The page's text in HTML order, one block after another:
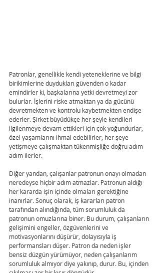
Patronlar, genellikle kendi yeteneklerine ve bilgi
birikimlerine duydukları güvenden o kadar
emindirler ki, başkalarına yetki devretmeyi zor
bulurlar. İşlerini riske atmaktan ya da gücünü
devretmekten ve kontrolu kaybetmekten endişe
ederler. Şirket büyüdükçe her şeyle kendileri
ilgilenmeye devam ettikleri için çok yoğundurlar,
özel yaşamlarını ihmal edebilirler, her şeye
yetişmeye çalışmaktan tükenmişliğe doğru adım
adım ilerler.
Diğer yandan, çalışanlar patronun onayı olmadan
neredeyse hiçbir adım atmazlar. Patronun aldığı
her kararda işin içinde olmaları gerektiğine
inanırlar. Sonuç olarak, iş kararları patron
tarafından alındığında, tüm sorumluluk da
patronun omuzlarına biner. Bu durum, çalışanların
gelişimini engeller, özgüvenlerini ve
motivasyonlarını düşürür, dolayısıyla iş
performansları düşer. Patron da neden işler
bensiz düzgün yürümüyor, neden çalışanlarım
sorumluluk almıyor diye yakınıp, durur. Bu, içinden